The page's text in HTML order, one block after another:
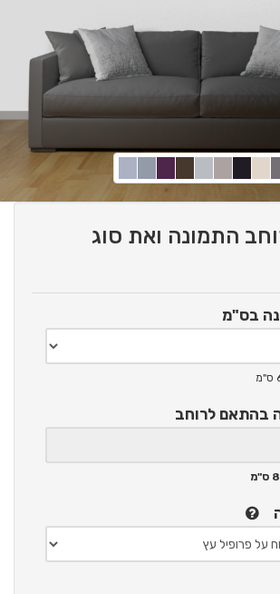
התמונה ואת סוג
בס"מ
בהתאם לרוחב